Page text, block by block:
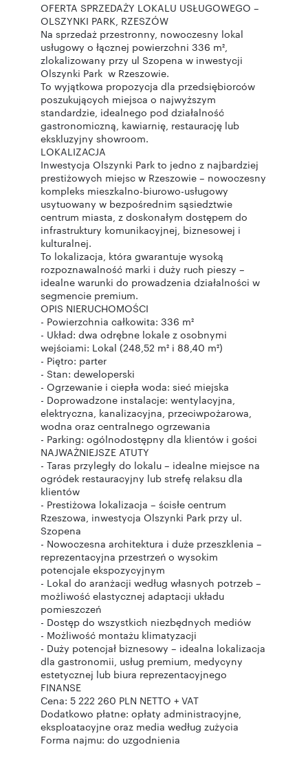
OFERTA SPRZEDAŻY LOKALU USŁUGOWEGO –
OLSZYNKI PARK, RZESZÓW
Na sprzedaż przestronny, nowoczesny lokal
usługowy o łącznej powierzchni 336 m²,
zlokalizowany przy ul Szopena w inwestycji
Olszynki Park w Rzeszowie.
To wyjątkowa propozycja dla przedsiębiorców
poszukujących miejsca o najwyższym
standardzie, idealnego pod działalność
gastronomiczną, kawiarnię, restaurację lub
ekskluzyjny showroom.
LOKALIZACJA
Inwestycja Olszynki Park to jedno z najbardziej
prestiżowych miejsc w Rzeszowie – nowoczesny
kompleks mieszkalno-biurowo-usługowy
usytuowany w bezpośrednim sąsiedztwie
centrum miasta, z doskonałym dostępem do
infrastruktury komunikacyjnej, biznesowej i
kulturalnej.
To lokalizacja, która gwarantuje wysoką
rozpoznawalność marki i duży ruch pieszy –
idealne warunki do prowadzenia działalności w
segmencie premium.
OPIS NIERUCHOMOŚCI
- Powierzchnia całkowita: 336 m²
- Układ: dwa odrębne lokale z osobnymi
wejściami: Lokal (248,52 m² i 88,40 m²)
- Piętro: parter
- Stan: deweloperski
- Ogrzewanie i ciepła woda: sieć miejska
- Doprowadzone instalacje: wentylacyjna,
elektryczna, kanalizacyjna, przeciwpożarowa,
wodna oraz centralnego ogrzewania
- Parking: ogólnodostępny dla klientów i gości
NAJWAŻNIEJSZE ATUTY
- Taras przyległy do lokalu – idealne miejsce na
ogródek restauracyjny lub strefę relaksu dla
klientów
- Prestiżowa lokalizacja – ścisłe centrum
Rzeszowa, inwestycja Olszynki Park przy ul.
Szopena
- Nowoczesna architektura i duże przeszklenia –
reprezentacyjna przestrzeń o wysokim
potencjale ekspozycyjnym
- Lokal do aranżacji według własnych potrzeb –
możliwość elastycznej adaptacji układu
pomieszczeń
- Dostęp do wszystkich niezbędnych mediów
- Możliwość montażu klimatyzacji
- Duży potencjał biznesowy – idealna lokalizacja
dla gastronomii, usług premium, medycyny
estetycznej lub biura reprezentacyjnego
FINANSE
Cena: 5 222 260 PLN NETTO + VAT
Dodatkowo płatne: opłaty administracyjne,
eksploatacyjne oraz media według zużycia
Forma najmu: do uzgodnienia